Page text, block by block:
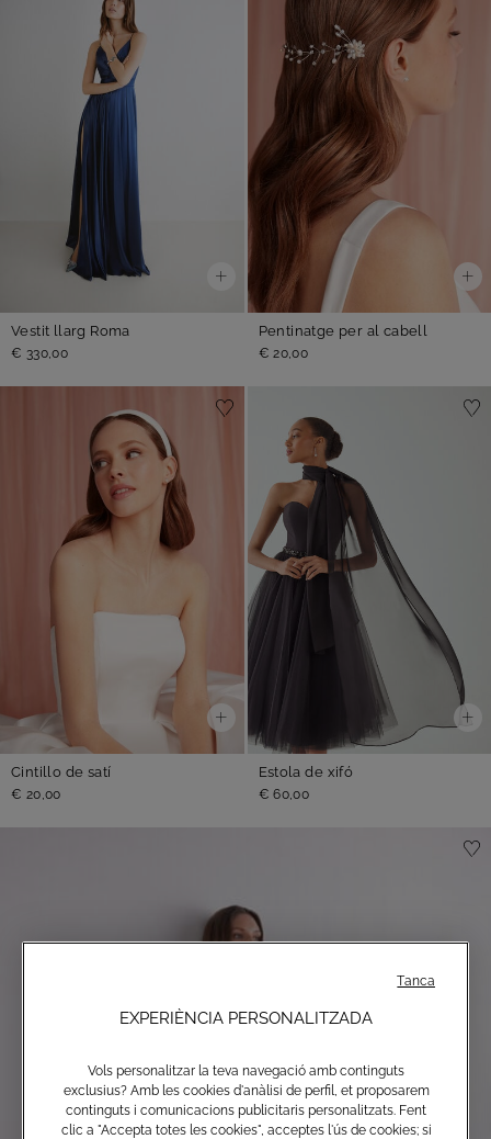
Vestit llarg Roma
€ 330,00
Pentinatge per al cabell
€ 20,00
Cintillo de satí
€ 20,00
Estola de xifó
€ 60,00
EXPERIÈNCIA PERSONALITZADA
Vols personalitzar la teva navegació amb continguts
exclusius? Amb les cookies d'anàlisi de perfil, et proposarem
continguts i comunicacions publicitaris personalitzats. Fent
clic a "Accepta totes les cookies", acceptes l'ús de cookies; si
Tanca